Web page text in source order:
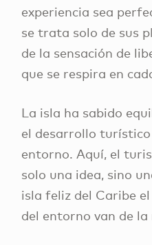
experiencia sea
se trata solo de sus
de la sensación de
que se respira en
La isla ha sabido
el desarrollo
entorno. Aquí, el
solo una idea, sino
isla feliz del Caribe
del entorno van de la